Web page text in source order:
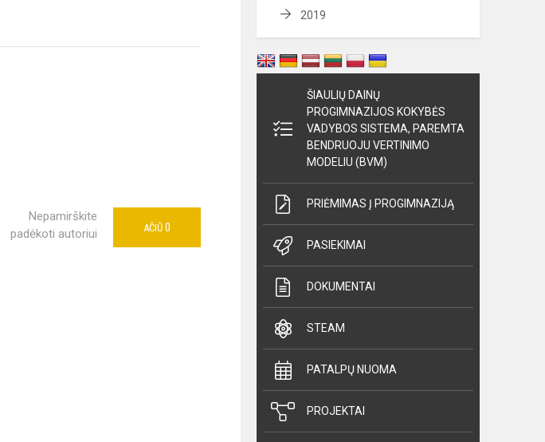
Nepamirškite
padėkoti autoriui
AČIŪ 0
2019
ŠIAULIŲ DAINŲ
PROGIMNAZIJOS KOKYBĖS
VADYBOS SISTEMA, PAREMTA
BENDRUOJU VERTINIMO
MODELIU (BVM)
PRIĖMIMAS Į PROGIMNAZIJĄ
PASIEKIMAI
DOKUMENTAI
STEAM
PATALPŲ NUOMA
PROJEKTAI